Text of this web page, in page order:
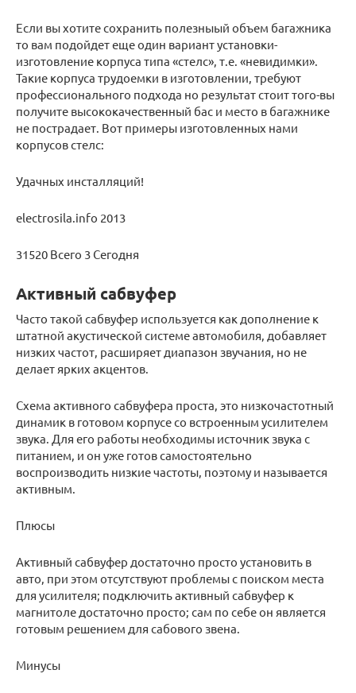
Если вы хотите сохранить полезныый объем багажника
то вам подойдет еще один вариант установки-
изготовление корпуса типа «стелс», т.е. «невидимки».
Такие корпуса трудоемки в изготовлении, требуют
профессионального подхода но результат стоит того-вы
получите высококачественный бас и место в багажнике
не пострадает. Вот примеры изготовленных нами
корпусов стелс:
Удачных инсталляций!
electrosila.info 2013
31520 Всего 3 Сегодня
Активный сабвуфер
Часто такой сабвуфер используется как дополнение к
штатной акустической системе автомобиля, добавляет
низких частот, расширяет диапазон звучания, но не
делает ярких акцентов.
Схема активного сабвуфера проста, это низкочастотный
динамик в готовом корпусе со встроенным усилителем
звука. Для его работы необходимы источник звука с
питанием, и он уже готов самостоятельно
воспроизводить низкие частоты, поэтому и называется
активным.
Плюсы
Активный сабвуфер достаточно просто установить в
авто, при этом отсутствуют проблемы с поиском места
для усилителя; подключить активный сабвуфер к
магнитоле достаточно просто; сам по себе он является
готовым решением для сабового звена.
Минусы